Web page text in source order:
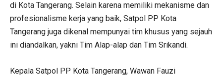
di Kota Tangerang. Selain karena memiliki mekanisme dan
profesionalisme kerja yang baik, Satpol PP Kota
Tangerang juga dikenal mempunyai tim khusus yang sejauh
ini diandalkan, yakni Tim Alap-alap dan Tim Srikandi.
Kepala Satpol PP Kota Tangerang, Wawan Fauzi